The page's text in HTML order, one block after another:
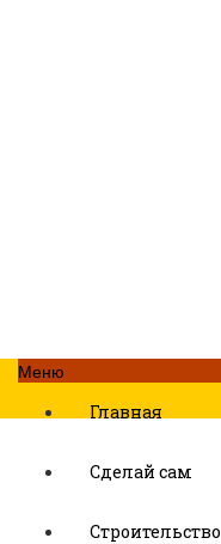
Меню
Главная
Сделай сам
Строительство